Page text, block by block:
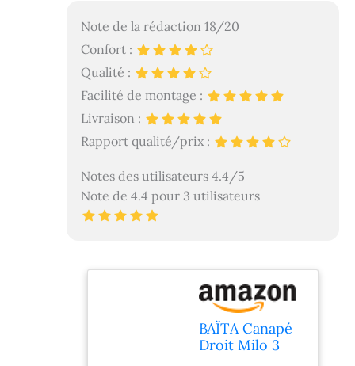
Note de la rédaction 18/20
Confort :
Qualité :
Facilité de montage :
Livraison :
Rapport qualité/prix :
Notes des utilisateurs 4.4/5
Note de 4.4 pour 3 utilisateurs
BAÏTA Canapé
Droit Milo 3